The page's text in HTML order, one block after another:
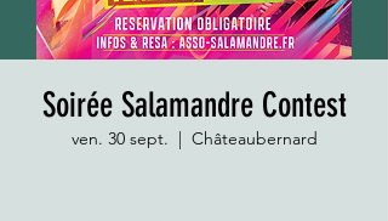
Soirée Salamandre Contest
ven. 30 sept.
  |
Châteaubernard